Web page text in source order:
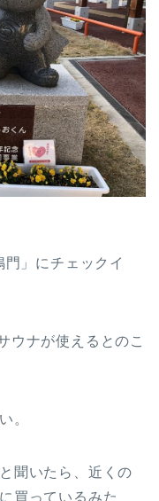
」にチェックイ
ウナが使えるとのこ
。
聞いたら、近くの
買っているみた